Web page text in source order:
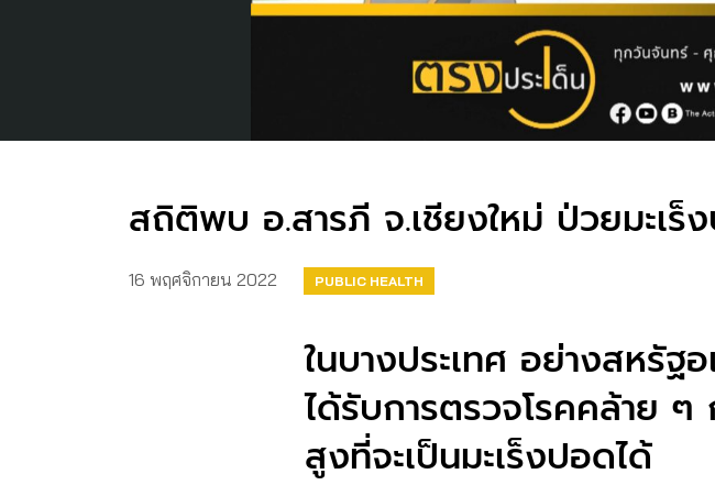
สถิติพบ อ.สารภี จ.เชียงใหม่ ป่วยมะเร็
16 พฤศจิกายน 2022 PUBLIC HEALTH
ในบางประเทศ อย่างสหรัฐ
ได้รับการตรวจโรคคล้าย
สูงที่จะเป็นมะเร็งปอดได้